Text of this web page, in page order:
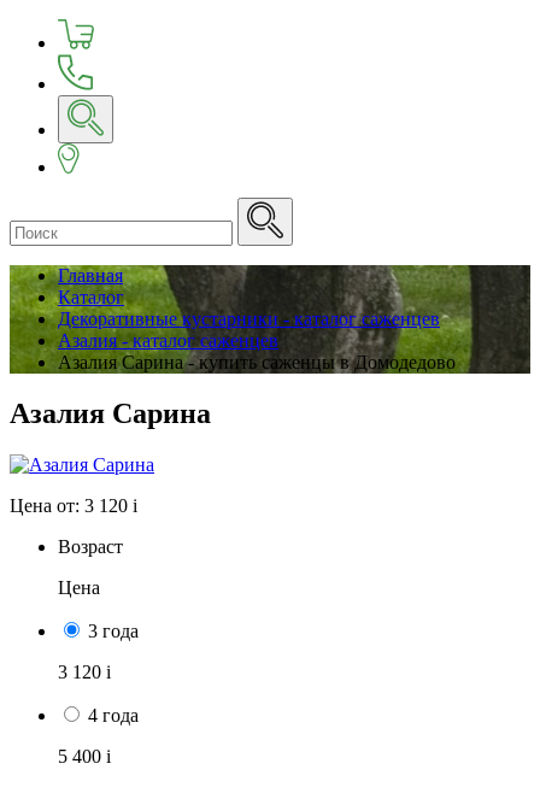
Главная
Каталог
Декоративные кустарники - каталог саженцев
Азалия - каталог саженцев
Азалия Сарина - купить саженцы в Домодедово
Азалия Сарина
Цена от: 3 120 i
Возраст
Цена
3 года
3 120 i
4 года
5 400 i